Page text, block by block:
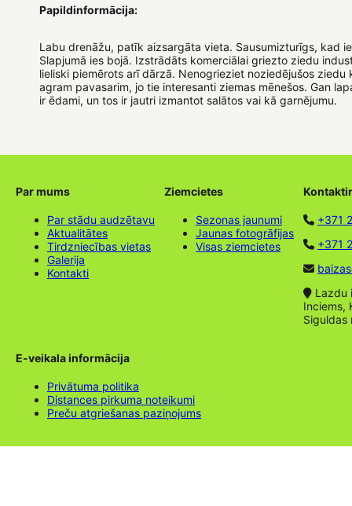
Papildinformācija:
Labu drenāžu, patīk aizsargāta vieta. Sausumizturīgs, kad
Slapjumā ies bojā. Izstrādāts komerciālai griezto ziedu
lieliski piemērots arī dārzā. Nenogrieziet noziedējušos ziedu
agram pavasarim, jo tie interesanti ziemas mēnešos. Gan
ir ēdami, un tos ir jautri izmantot salātos vai kā garnējumu.
Par mums
Par stādu audzētavu
Aktualitātes
Tirdzniecības vietas
Galerija
Kontakti
Ziemcietes
Sezonas jaunumi
Jaunas fotogrāfijas
Visas ziemcietes
+371
+371
Lazdu
Inciems,
Siguldas
E-veikala informācija
Privātuma politika
Distances pirkuma noteikumi
Preču atgriešanas paziņojums